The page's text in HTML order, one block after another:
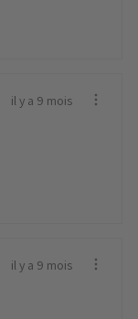
il y a 9 mois
il y a 9 mois